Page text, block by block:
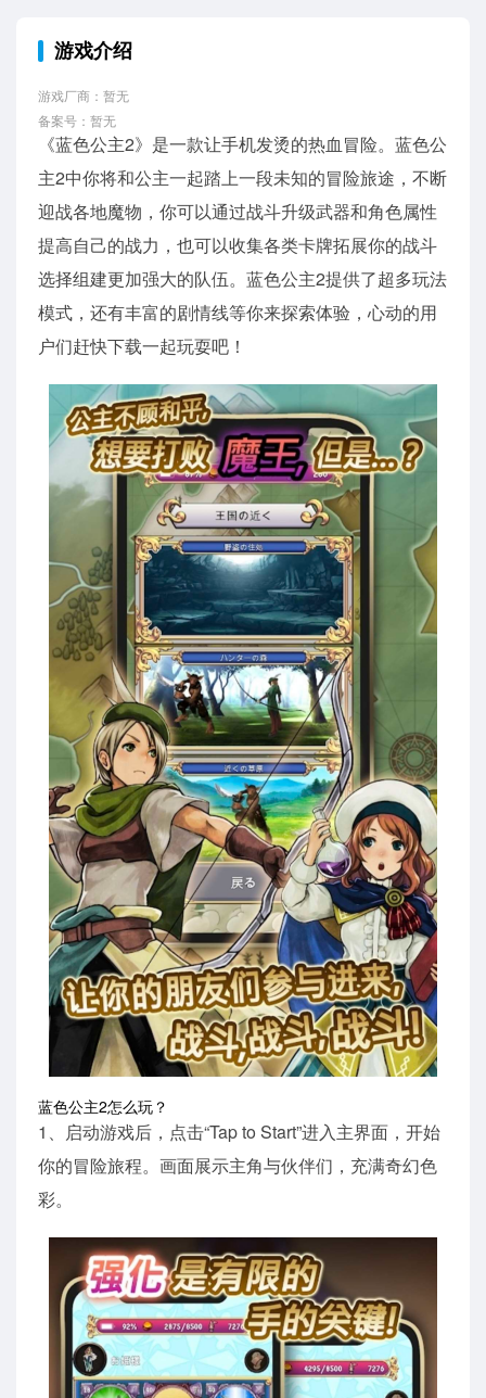
游戏介绍
游戏厂商：暂无
备案号：暂无
《蓝色公主2》是一款让手机发烫的热血冒险。蓝色公
主2中你将和公主一起踏上一段未知的冒险旅途，不断
迎战各地魔物，你可以通过战斗升级武器和角色属性
提高自己的战力，也可以收集各类卡牌拓展你的战斗
选择组建更加强大的队伍。蓝色公主2提供了超多玩法
模式，还有丰富的剧情线等你来探索体验，心动的用
户们赶快下载一起玩耍吧！
蓝色公主2怎么玩？
1、启动游戏后，点击“Tap to Start”进入主界面，开始
你的冒险旅程。画面展示主角与伙伴们，充满奇幻色
彩。